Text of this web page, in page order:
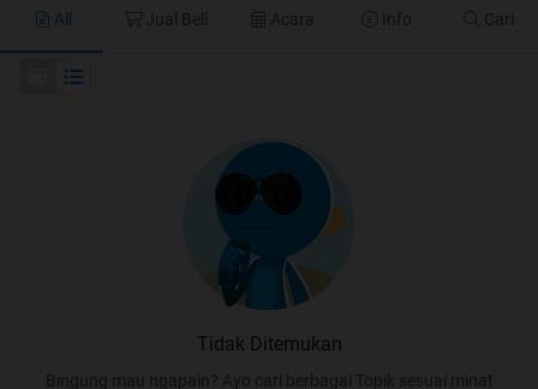
All Jual Beli Acara Info Cari
Tidak Ditemukan
Bingung mau ngapain? Ayo cari berbagai Topik sesuai minat